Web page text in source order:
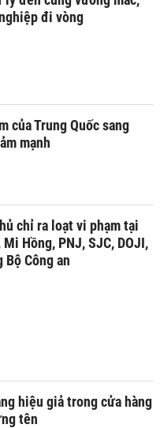
đi vòng
của Trung Quốc sang
mạnh
chỉ ra loạt vi phạm tại
Hồng, PNJ, SJC, DOJI,
Bộ Công an
hiệu giả trong cửa hàng
tên